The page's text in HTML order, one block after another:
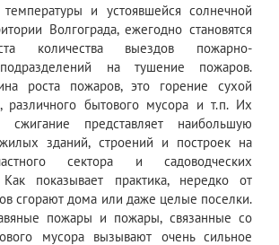
и устоявшейся солнечной
Волгограда, ежегодно становятся
количества выездов пожарно-
на тушение пожаров.
роста пожаров, это горение сухой
различного бытового мусора и т.п. Их
сжигание представляет наибольшую
зданий, строений и построек на
сектора и садоводческих
Как показывает практика, нередко от
сгорают дома или даже целые поселки.
пожары и пожары, связанные со
мусора вызывают очень сильное